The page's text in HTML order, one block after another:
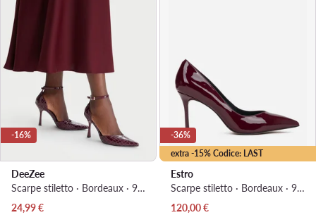
-16%
DeeZee
Scarpe stiletto · Bordeaux · 9.5 cm
Prezzo attuale
24,99€
extra -15% Codice: LAST
-36%
Estro
Scarpe stiletto · Bordeaux · 9 cm
Prezzo attuale
120,00€